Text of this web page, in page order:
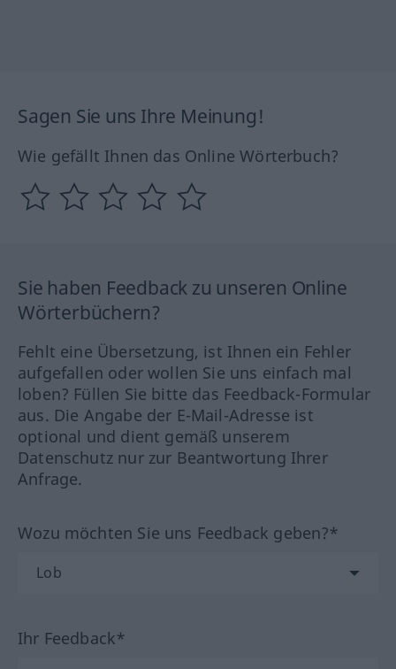
Sagen Sie uns Ihre Meinung!
Wie gefällt Ihnen das Online Wörterbuch?
Sie haben Feedback zu unseren Online
Wörterbüchern?
Fehlt eine Übersetzung, ist Ihnen ein Fehler
aufgefallen oder wollen Sie uns einfach mal
loben? Füllen Sie bitte das Feedback-Formular
aus. Die Angabe der E-Mail-Adresse ist
optional und dient gemäß unserem
Datenschutz nur zur Beantwortung Ihrer
Anfrage.
Wozu möchten Sie uns Feedback geben?*
Ihr Feedback*